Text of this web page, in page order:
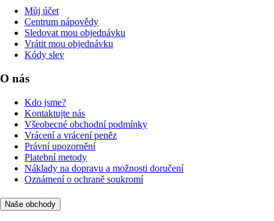
Můj účet
Centrum nápovědy
Sledovat mou objednávku
Vrátit mou objednávku
Kódy slev
O nás
Kdo jsme?
Kontaktujte nás
Všeobecné obchodní podmínky
Vrácení a vrácení peněz
Právní upozornění
Platební metody
Náklady na dopravu a možnosti doručení
Oznámení o ochraně soukromí
Naše obchody